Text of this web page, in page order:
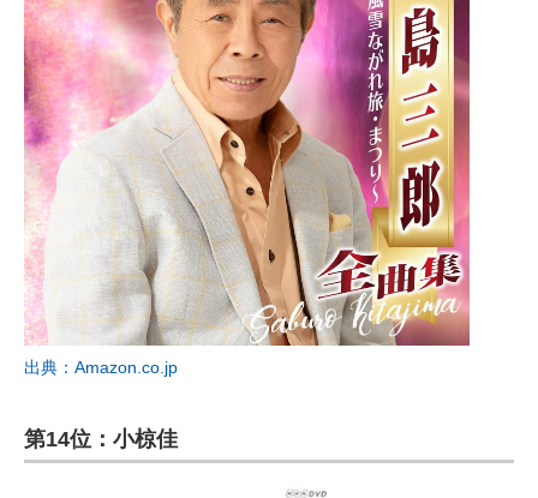
出典：Amazon.co.jp
第14位：小椋佳